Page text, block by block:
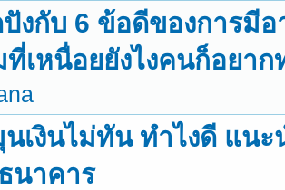
งกับ 6 ข้อดีของการมี
ที่เหนื่อยยังไงคนก็อยาก
- 0 out of 5 in Average
123 45
เงินไม่ทัน ทำไงดี แนะ
นาคาร
- 0 out of 5 in Average
12 34 5